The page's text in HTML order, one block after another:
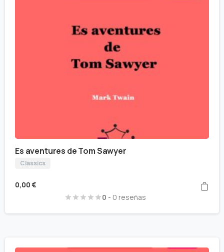
Es aventures de Tom Sawyer
Classics
0,00 €
0 - 0 reseñas